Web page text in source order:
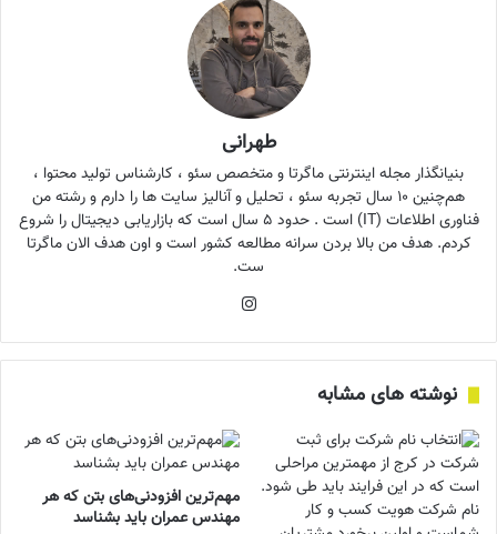
طهرانی
بنیانگذار مجله اینترنتی ماگرتا و متخصص سئو ، کارشناس تولید محتوا ،
هم‌چنین ۱۰ سال تجربه سئو ، تحلیل و آنالیز سایت ها را دارم و رشته من
فناوری اطلاعات (IT) است . حدود ۵ سال است که بازاریابی دیجیتال را شروع
کردم. هدف من بالا بردن سرانه مطالعه کشور است و اون هدف الان ماگرتا
ست.
نوشته های مشابه
مهم‌ترین افزودنی‌های بتن که هر
مهندس عمران باید بشناسد